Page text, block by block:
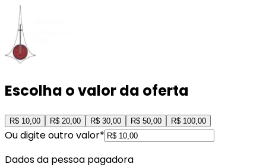
Escolha o valor da oferta
R$ 10,00 R$ 20,00 R$ 30,00 R$ 50,00 R$ 100,00
Ou digite outro valor*
Dados da pessoa pagadora